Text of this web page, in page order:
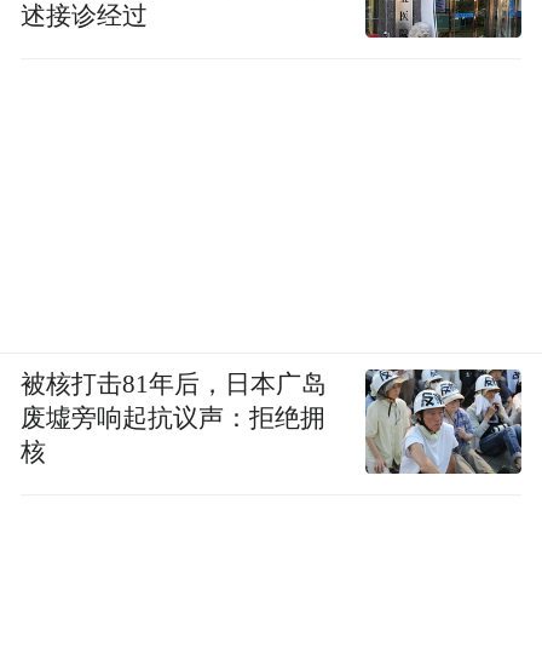
述接诊经过
被核打击81年后，日本广岛
废墟旁响起抗议声：拒绝拥
核